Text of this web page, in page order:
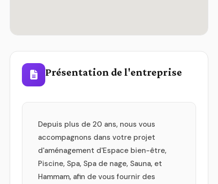
Présentation de l'entreprise
Depuis plus de 20 ans, nous vous
accompagnons dans votre projet
d'aménagement d'Espace bien-être,
Piscine, Spa, Spa de nage, Sauna, et
Hammam, afin de vous fournir des